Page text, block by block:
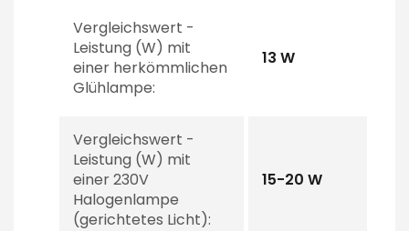
Vergleichswert -
Leistung (W) mit
einer herkömmlichen
Glühlampe:
13 W
Vergleichswert -
Leistung (W) mit
einer 230V
Halogenlampe
(gerichtetes Licht):
15-20 W